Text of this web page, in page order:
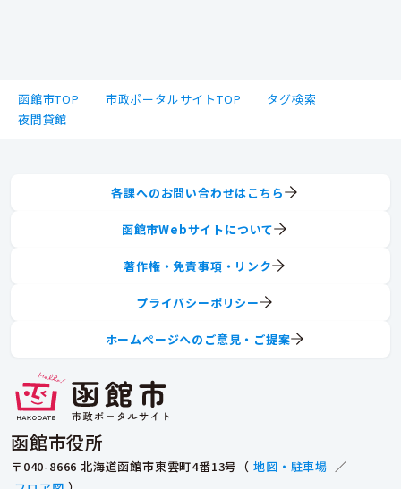
函館市TOP 市政ポータルサイトTOP
タグ検索
夜間貸館
函館市役所
〒040-8666 北海道函館市東雲町4番13号（ 地図・駐車場 ／
各課へのお問い合わせはこちら
函館市Webサイトについて
著作権・免責事項・リンク
プライバシーポリシー
ホームページへのご意見・ご提案